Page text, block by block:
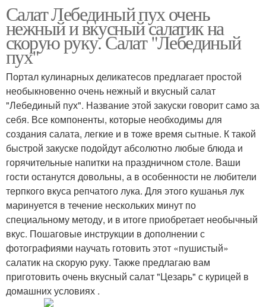
Салат Лебединый пух очень
нежный и вкусный салатик на
скорую руку. Салат "Лебединый
пух"
Портал кулинарных деликатесов предлагает простой
необыкновенно очень нежный и вкусный салат
"Лебединый пух". Название этой закуски говорит само за
себя. Все компоненты, которые необходимы для
создания салата, легкие и в тоже время сытные. К такой
быстрой закуске подойдут абсолютно любые блюда и
горячительные напитки на праздничном столе. Ваши
гости останутся довольны, а в особенности не любители
терпкого вкуса репчатого лука. Для этого кушанья лук
маринуется в течение нескольких минут по
специальному методу, и в итоге приобретает необычный
вкус. Пошаговые инструкции в дополнении с
фотографиями научать готовить этот «пушистый»
салатик на скорую руку. Также предлагаю вам
приготовить очень вкусный салат "Цезарь" с курицей в
домашних условиях .